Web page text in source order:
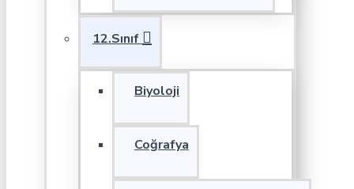
12.Sınıf
Biyoloji
Coğrafya